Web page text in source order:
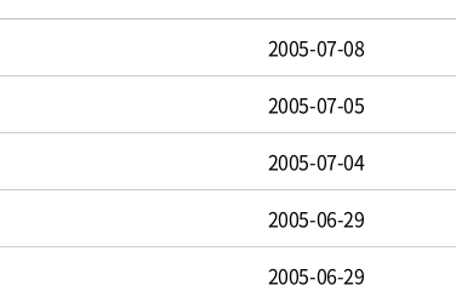
2005-07-08
2005-07-05
2005-07-04
2005-06-29
2005-06-29